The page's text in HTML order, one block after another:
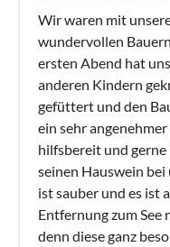
Wir waren mit
wundervollen
ersten Abend hat
anderen Kindern
gefüttert und den
ein sehr
hilfsbereit und
seinen Hauswein
ist sauber und es ist
Entfernung zum See
denn diese ganz